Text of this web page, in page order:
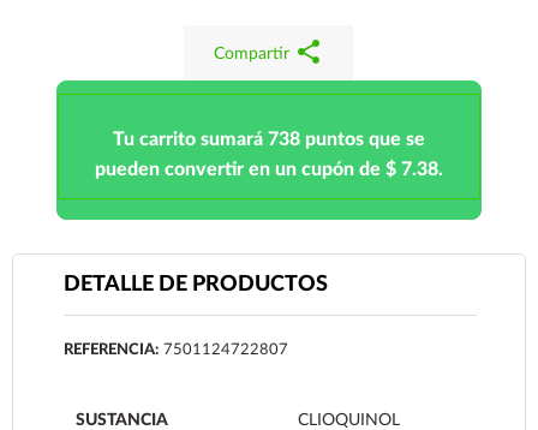
Compartir share
Tu carrito sumará 738 puntos que se
pueden convertir en un cupón de $ 7.38.
DETALLE DE PRODUCTOS
REFERENCIA: 7501124722807
SUSTANCIA
CLIOQUINOL